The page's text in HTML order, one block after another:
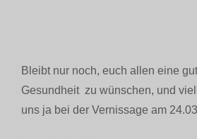
Bleibt nur noch, euch allen eine
Gesundheit zu wünschen, und
uns ja bei der Vernissage am